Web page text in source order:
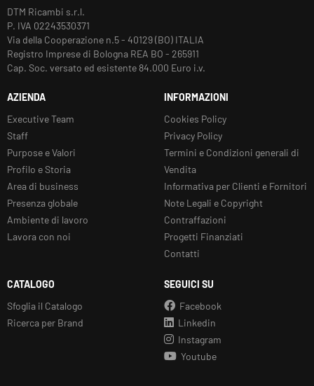
DTM Ricambi s.r.l.
P. IVA 02243530371
Via della Cooperazione n.5 - 40129 (BO) ITALIA
Registro Imprese di Bologna REA BO - 265911
Cap. Soc. versato ed esistente 84.000 Euro i.v.
AZIENDA
Executive Team
Staff
Purpose e Valori
Profilo e Storia
Area di business
Presenza globale
Ambiente di lavoro
Lavora con noi
INFORMAZIONI
Cookies Policy
Privacy Policy
Termini e Condizioni generali di
Vendita
Informativa per Clienti e Fornitori
Note Legali e Copyright
Contraffazioni
Progetti Finanziati
Contatti
CATALOGO
Sfoglia il Catalogo
Ricerca per Brand
SEGUICI SU
Facebook
Linkedin
Instagram
Youtube